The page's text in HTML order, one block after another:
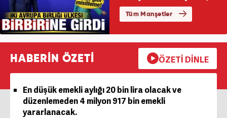
HABERİN ÖZETİ ÖZETİ DİNLE
En düşük emekli aylığı 20 bin lira olacak ve
düzenlemeden 4 milyon 917 bin emekli
yararlanacak.